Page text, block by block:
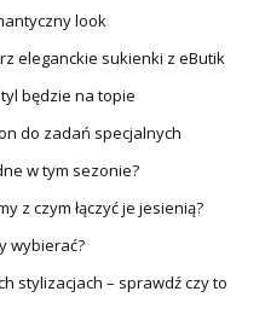
look
eleganckie sukienki z eButik
będzie na topie
do zadań specjalnych
w tym sezonie?
z czym łączyć je jesienią?
wybierać?
stylizacjach – sprawdź czy to